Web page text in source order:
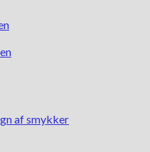
af smykker